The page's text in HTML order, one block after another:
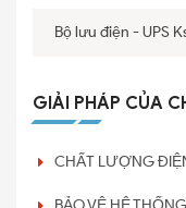
Bộ lưu điện - UPS
GIẢI PHÁP CỦA
CHẤT LƯỢNG